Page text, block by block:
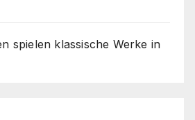
spielen klassische Werke in